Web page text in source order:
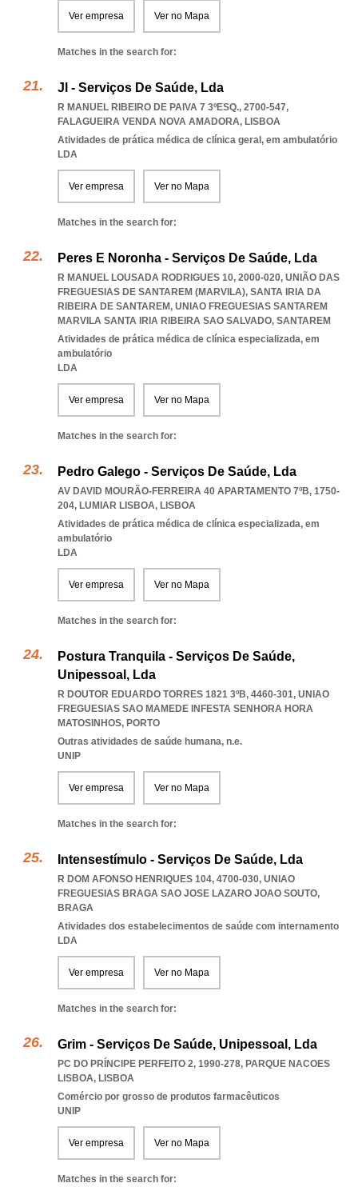
Ver empresa Ver no Mapa
Matches in the search for:
Jl - Serviços De Saúde, Lda
R MANUEL RIBEIRO DE PAIVA 7 3ºESQ., 2700-547,
FALAGUEIRA VENDA NOVA AMADORA, LISBOA
Atividades de prática médica de clínica geral, em ambulatório
LDA
Ver empresa Ver no Mapa
Matches in the search for:
Peres E Noronha - Serviços De Saúde, Lda
R MANUEL LOUSADA RODRIGUES 10, 2000-020, UNIÃO DAS
FREGUESIAS DE SANTAREM (MARVILA), SANTA IRIA DA
RIBEIRA DE SANTAREM, UNIAO FREGUESIAS SANTAREM
MARVILA SANTA IRIA RIBEIRA SAO SALVADO, SANTAREM
Atividades de prática médica de clínica especializada, em
ambulatório
LDA
Ver empresa Ver no Mapa
Matches in the search for:
Pedro Galego - Serviços De Saúde, Lda
AV DAVID MOURÃO-FERREIRA 40 APARTAMENTO 7ºB, 1750-
204, LUMIAR LISBOA, LISBOA
Atividades de prática médica de clínica especializada, em
ambulatório
LDA
Ver empresa Ver no Mapa
Matches in the search for:
Postura Tranquila - Serviços De Saúde,
Unipessoal, Lda
R DOUTOR EDUARDO TORRES 1821 3ºB, 4460-301, UNIAO
FREGUESIAS SAO MAMEDE INFESTA SENHORA HORA
MATOSINHOS, PORTO
Outras atividades de saúde humana, n.e.
UNIP
Ver empresa Ver no Mapa
Matches in the search for:
Intensestímulo - Serviços De Saúde, Lda
R DOM AFONSO HENRIQUES 104, 4700-030, UNIAO
FREGUESIAS BRAGA SAO JOSE LAZARO JOAO SOUTO,
BRAGA
Atividades dos estabelecimentos de saúde com internamento
LDA
Ver empresa Ver no Mapa
Matches in the search for:
Grim - Serviços De Saúde, Unipessoal, Lda
PC DO PRÍNCIPE PERFEITO 2, 1990-278, PARQUE NACOES
LISBOA, LISBOA
Comércio por grosso de produtos farmacêuticos
UNIP
Ver empresa Ver no Mapa
Matches in the search for: